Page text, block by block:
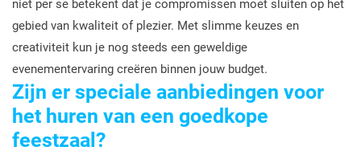
niet per se betekent dat je compromissen moet sluiten op het
gebied van kwaliteit of plezier. Met slimme keuzes en
creativiteit kun je nog steeds een geweldige
evenementervaring creëren binnen jouw budget.
Zijn er speciale aanbiedingen voor
het huren van een goedkope
feestzaal?